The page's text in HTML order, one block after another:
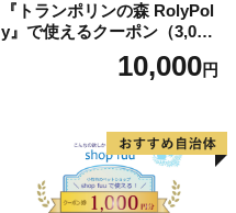
『トランポリンの森 RolyPol
y』で使えるクーポン（3,000
10,000円